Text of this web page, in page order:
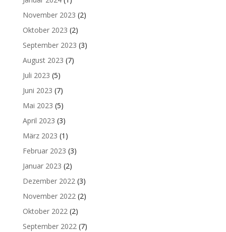
November 2023 (2)
Oktober 2023 (2)
September 2023 (3)
August 2023 (7)
Juli 2023 (5)
Juni 2023 (7)
Mai 2023 (5)
April 2023 (3)
März 2023 (1)
Februar 2023 (3)
Januar 2023 (2)
Dezember 2022(3)
November 2022(2)
Oktober 2022(2)
September 2022(7)